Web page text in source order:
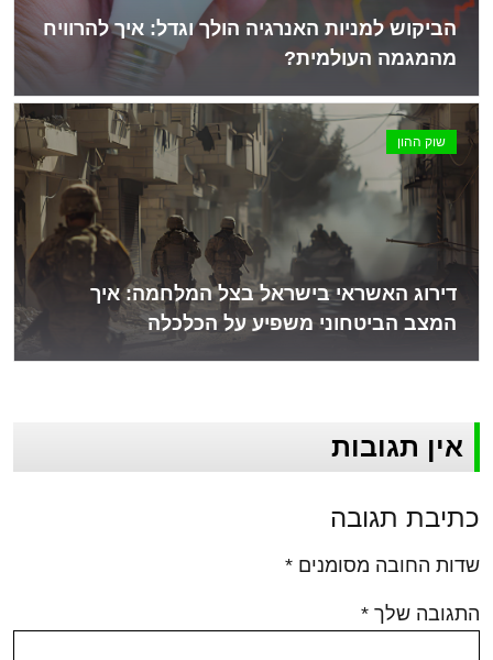
הביקוש למניות האנרגיה הולך וגדל: איך להרוויח
מהמגמה העולמית?
שוק ההון
דירוג האשראי בישראל בצל המלחמה: איך
המצב הביטחוני משפיע על הכלכלה
אין תגובות
כתיבת תגובה
שדות החובה מסומנים *
התגובה שלך *